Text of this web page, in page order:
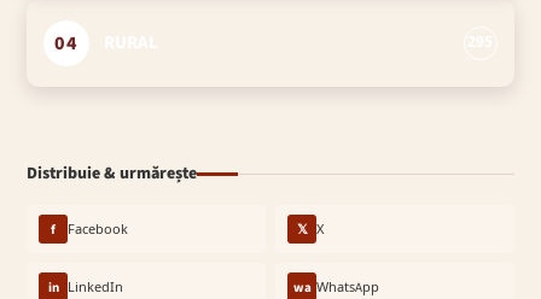
04
Distribuie & urmărește
f Facebook 𝕏 X
in LinkedIn wa WhatsApp